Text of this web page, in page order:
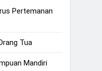
Pertemanan
Tua
Mandiri